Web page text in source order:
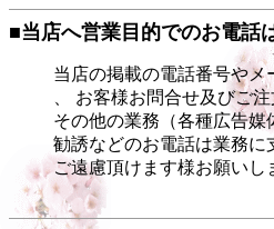
■当店へ営業目的でのお電話
当店の掲載の電話番号やメ
、 お客様お問合せ及びご注
その他の業務（各種広告
勧誘などのお電話は業務に
ご遠慮頂けます様お願いし